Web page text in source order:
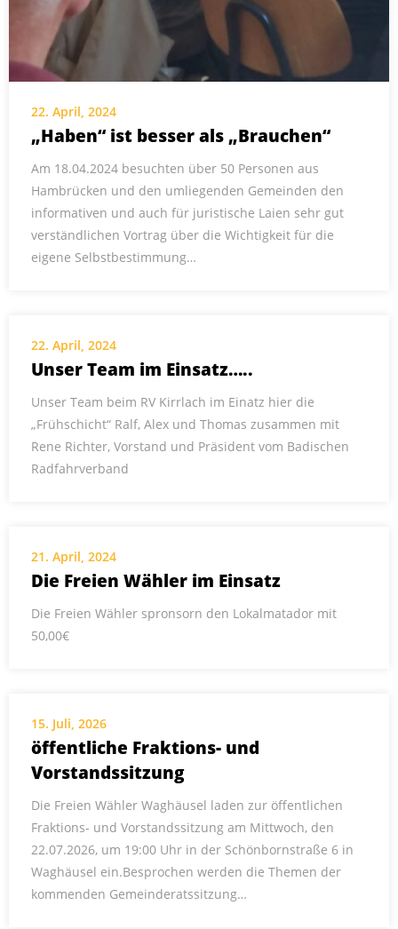
22. April, 2024
„Haben“ ist besser als „Brauchen“
Am 18.04.2024 besuchten über 50 Personen aus
Hambrücken und den umliegenden Gemeinden den
informativen und auch für juristische Laien sehr gut
verständlichen Vortrag über die Wichtigkeit für die
eigene Selbstbestimmung…
22. April, 2024
Unser Team im Einsatz…..
Unser Team beim RV Kirrlach im Einatz hier die
„Frühschicht“ Ralf, Alex und Thomas zusammen mit
Rene Richter, Vorstand und Präsident vom Badischen
Radfahrverband
21. April, 2024
Die Freien Wähler im Einsatz
Die Freien Wähler spronsorn den Lokalmatador mit
50,00€
15. Juli, 2026
öffentliche Fraktions- und
Vorstandssitzung
Die Freien Wähler Waghäusel laden zur öffentlichen
Fraktions- und Vorstandssitzung am Mittwoch, den
22.07.2026, um 19:00 Uhr in der Schönbornstraße 6 in
Waghäusel ein.Besprochen werden die Themen der
kommenden Gemeinderatssitzung…